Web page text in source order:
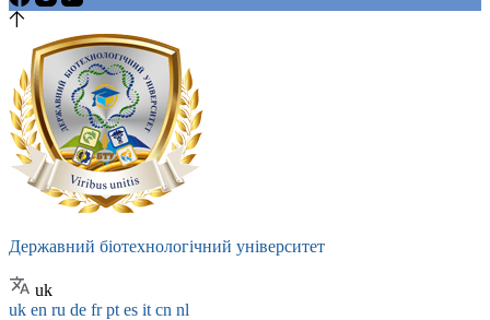
Державний біотехнологічний університет
uk
uk en ru de frpt es it cn nl